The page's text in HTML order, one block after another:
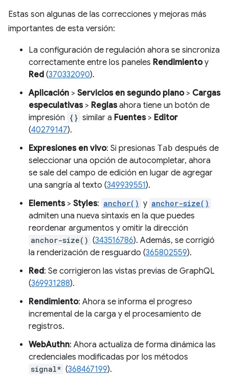
Estas son algunas de las correcciones y mejoras más
importantes de esta versión:
La configuración de regulación ahora se sincroniza
correctamente entre los paneles Rendimientoy
Red (370332090).
Aplicación > Servicios en segundo plano> Cargas
especulativas> Reglasahora tiene un botón de
impresión {} similar a Fuentes> Editor
(40279147).
Expresiones en vivo: Si presionas Tab después de
seleccionar una opción de autocompletar, ahora
se sale del campo de edición en lugar de agregar
una sangría al texto (349939551).
Elements> Styles: anchor() y anchor-size()
admiten una nueva sintaxis en la que puedes
reordenar argumentos y omitir la dirección
anchor-size() (343516786). Además, se corrigió
la renderización de resguardo (365802559).
Red: Se corrigieron las vistas previas de GraphQL
(369931288).
Rendimiento: Ahora se informa el progreso
incremental de la carga y el procesamiento de
registros.
WebAuthn: Ahora actualiza de forma dinámica las
credenciales modificadas por los métodos
signal* (368467199).